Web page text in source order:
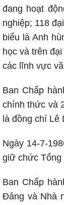
đang hoạt
nghiệp; 118
biểu là Anh
học và trên
các lĩnh vực
Ban Chấp
chính thức và
là đồng chí Lê
Ngày 14-7-
giữ chức Tổng
Ban Chấp
Đảng và Nhà